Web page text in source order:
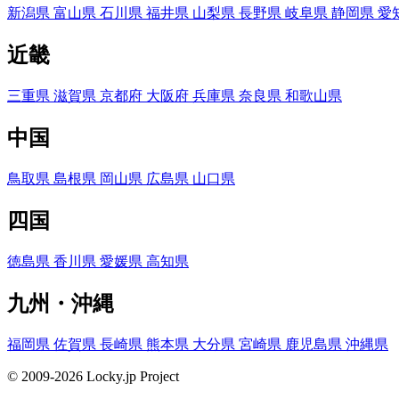
新潟県 富山県 石川県 福井県 山梨県 長野県 岐阜県 静岡県 愛
近畿
三重県 滋賀県 京都府 大阪府 兵庫県 奈良県 和歌山県
中国
鳥取県 島根県 岡山県 広島県 山口県
四国
徳島県 香川県 愛媛県 高知県
九州・沖縄
福岡県 佐賀県 長崎県 熊本県 大分県 宮崎県 鹿児島県 沖縄県
© 2009-2026 Locky.jp Project